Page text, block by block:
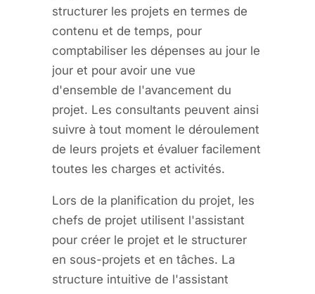
structurer les projets en termes de
contenu et de temps, pour
comptabiliser les dépenses au jour le
jour et pour avoir une vue
d'ensemble de l'avancement du
projet. Les consultants peuvent ainsi
suivre à tout moment le déroulement
de leurs projets et évaluer facilement
toutes les charges et activités.
Lors de la planification du projet, les
chefs de projet utilisent l'assistant
pour créer le projet et le structurer
en sous-projets et en tâches. La
structure intuitive de l'assistant